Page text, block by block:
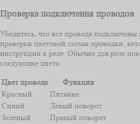
Проверка подключения проводов
Убедитесь, что все провода
проверки цветовой схемы проводки,
инструкции к реле. Обычно для реле
следующие цвета:
Цвет провода
Функция
Красный
Питание
Синий
Левый поворот
Зеленый
Правый поворот